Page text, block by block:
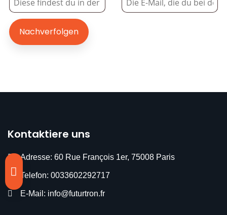
Nachverfolgen
Kontaktiere uns
Adresse: 60 Rue François 1er, 75008 Paris
Telefon: 0033602292717
E-Mail: info@futurtron.fr